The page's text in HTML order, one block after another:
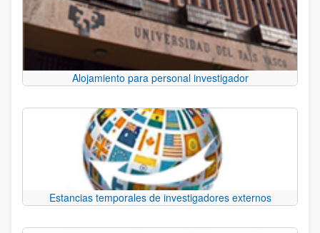
Alojamiento para personal investigador
Estancias temporales de investigadores externos